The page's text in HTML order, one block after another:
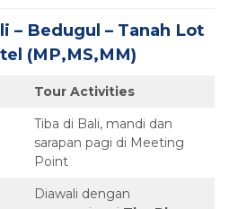
– Bedugul – Tanah Lot
(MP,MS,MM)
Tour Activities
Tiba di Bali, mandi dan
sarapan pagi di Meeting
Point
Diawali dengan